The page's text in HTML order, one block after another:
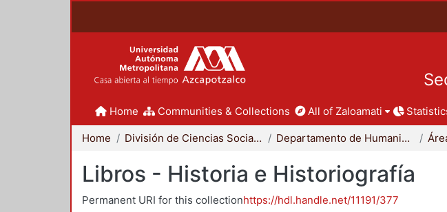
Home Communities & Collections All of Zaloamati
Home División de Ciencias Sociales y Humanidades Departamento de Humanidades
Libros - Historia e Historiografía
Permanent URI for this collectionhttps://hdl.handle.net/11191/377